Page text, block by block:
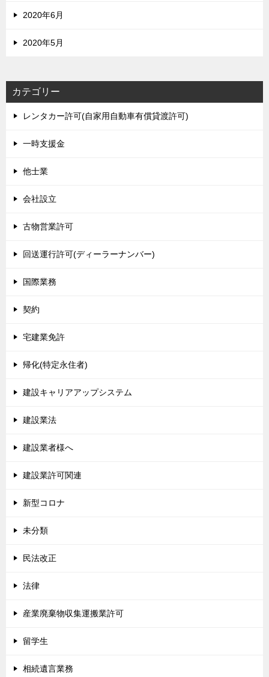
2020年6月
2020年5月
カテゴリー
レンタカー許可(自家用自動車有償貸渡許可)
一時支援金
他士業
会社設立
古物営業許可
回送運行許可(ディーラーナンバー)
国際業務
契約
宅建業免許
帰化(特定永住者)
建設キャリアアップシステム
建設業法
建設業者様へ
建設業許可関連
新型コロナ
未分類
民法改正
法律
産業廃棄物収集運搬業許可
留学生
相続遺言業務